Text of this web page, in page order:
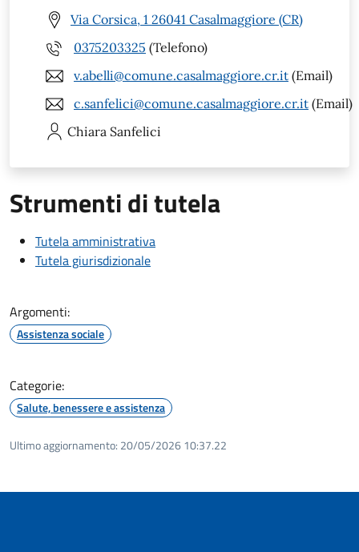
Via Corsica, 1 26041 Casalmaggiore (CR)
0375203325 (Telefono)
v.abelli@comune.casalmaggiore.cr.it (Email)
c.sanfelici@comune.casalmaggiore.cr.it (Email)
Chiara Sanfelici
Strumenti di tutela
Tutela amministrativa
Tutela giurisdizionale
Argomenti:
Assistenza sociale
Categorie:
Salute, benessere e assistenza
Ultimo aggiornamento: 20/05/2026 10:37.22